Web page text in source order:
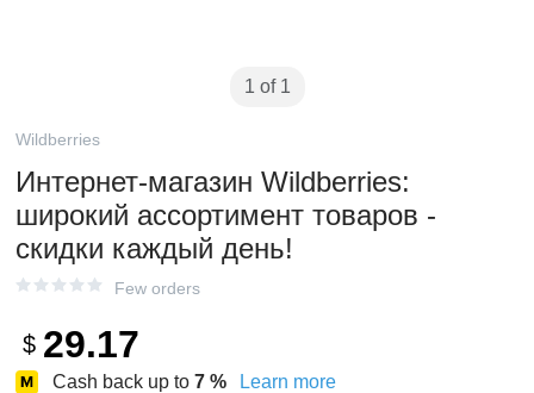
1 of 1
Wildberries
Интернет‑магазин Wildberries:
широкий ассортимент товаров -
скидки каждый день!
Few orders
$ 29.17
Cash back up to 7 % Learn more